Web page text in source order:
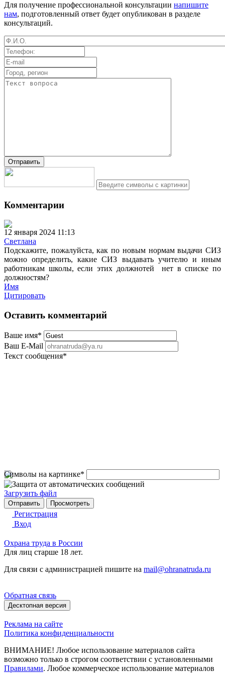
Для получение профессиональной консультации напишите
нам, подготовленный ответ будет опубликован в разделе
консультаций.
Комментарии
12 января 2024 11:13
Светлана
Подскажите, пожалуйста, как по новым нормам выдачи СИЗ
можно определить, какие СИЗ выдавать учителю и иным
работникам школы, если этих должнотей нет в списке по
должностям?
Имя
Цитировать
Оставить комментарий
Ваше имя*
Ваш E-Mail
Текст сообщения*
Символы на картинке*
Загрузить файл
Регистрация
Вход
Охрана труда в России
Для лиц старше 18 лет.
Для связи с администрацией пишите на mail@ohranatruda.ru
Обратная связь
Десктопная версия
Реклама на сайте
Политика конфиденциальности
ВНИМАНИЕ! Любое использование материалов сайта
возможно только в строгом соответствии с установленными
Правилами. Любое коммерческое использование материалов